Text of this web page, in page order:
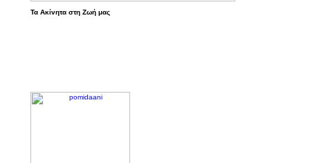
Τα Ακίνητα στη Ζωή μας